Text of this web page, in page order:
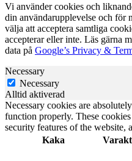
Vi använder cookies och
din användarupplevelse och för
välja att acceptera samtliga
accepterar eller inte. Läs gärna
data på Google’s Privacy &
Necessary
Necessary
Alltid aktiverad
Necessary cookies are
function properly. These
security features of the website,
Kaka